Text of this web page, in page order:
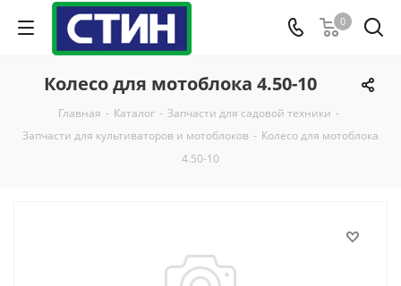
0
Колесо для мотоблока 4.50-10
Главная - Каталог - Запчасти для садовой техники -
Запчасти для культиваторов и мотоблоков - Колесо для мотоблока
4.50-10